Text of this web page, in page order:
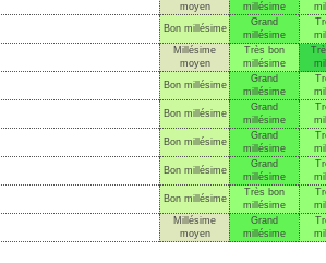
moyen
millésime
Bon millésime
Grand
millésime
Millésime
moyen
Très bon
millésime
Bon millésime
Grand
millésime
Bon millésime
Grand
millésime
Bon millésime
Grand
millésime
Bon millésime
Grand
millésime
Bon millésime
Très bon
millésime
Millésime
moyen
Grand
millésime